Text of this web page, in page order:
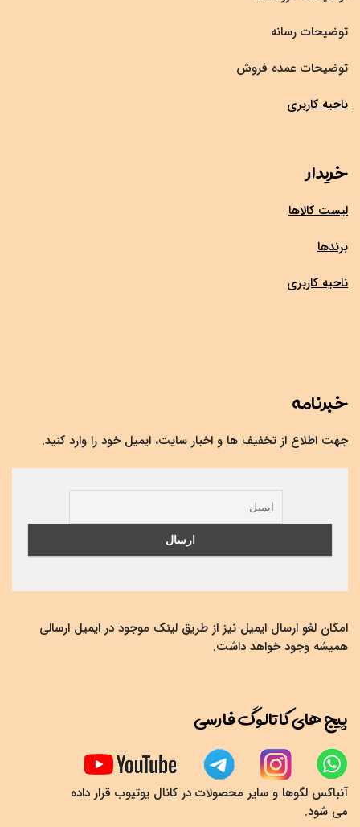
توضیحات رسانه
توضیحات عمده فروش
ناحیه کاربری
خریدار
لیست کالاها
برندها
ناحیه کاربری
خبرنامه
جهت اطلاع از تخفیف ها و اخبار سایت، ایمیل خود را وارد کنید.
امکان لغو ارسال ایمیل نیز از طریق لینک موجود در ایمیل ارسالی
همیشه وجود خواهد داشت.
پیج های کاتالوگ فارسی
آنباکس لگوها و سایر محصولات در کانال یوتیوب قرار داده
می شود.